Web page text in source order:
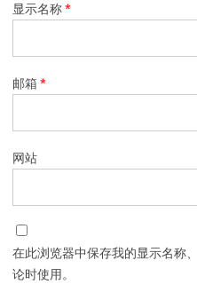
显示名称*
邮箱*
网站
在此浏览器中保存我的显示名称
论时使用。